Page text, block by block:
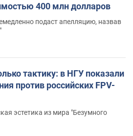
400 млн долларов
подаст апелляцию, назвав
тактику: в НГУ показали
против российских FPV-
эстетика из мира "Безумного